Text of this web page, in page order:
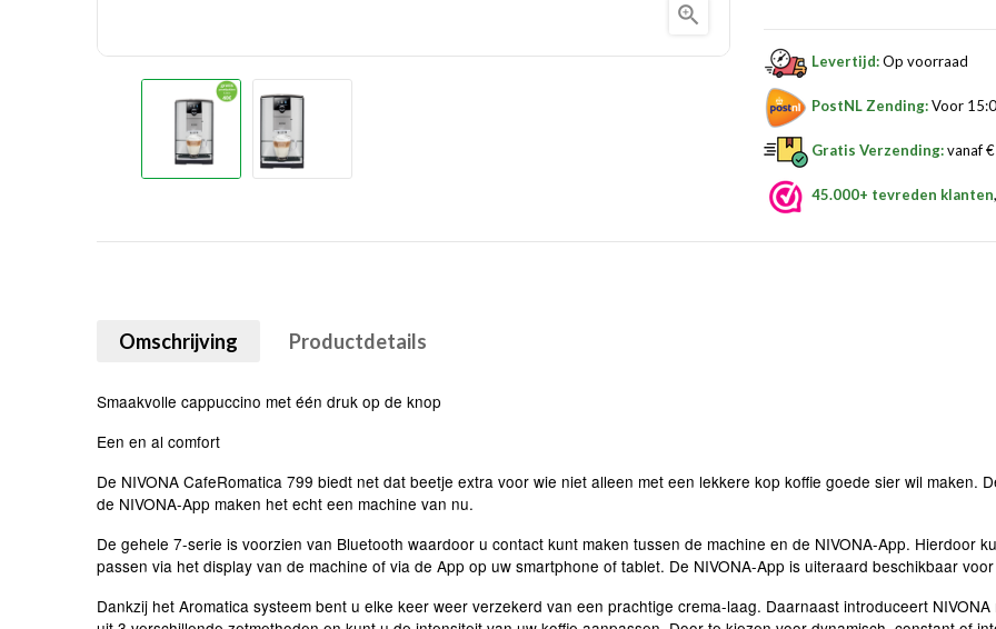

Levertijd:Op voorraad
PostNL Zending:Voor
Gratis Verzending:vanaf
45.000+ tevreden klanten
Omschrijving Productdetails
Smaakvolle cappuccino met één druk op de knop
Een en al comfort
De NIVONA CafeRomatica 799 biedt net dat beetje extra voor wie niet alleen met een lekkere kop koffie goede sier wil maken.
de NIVONA-App maken het echt een machine van nu.
De gehele 7-serie is voorzien van Bluetooth waardoor u contact kunt maken tussen de machine en de NIVONA-App. Hierdoor
passen via het display van de machine of via de App op uw smartphone of tablet. De NIVONA-App is uiteraard beschikbaar
Dankzij het Aromatica systeem bent u elke keer weer verzekerd van een prachtige crema-laag. Daarnaast introduceert